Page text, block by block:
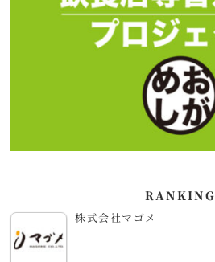
RANKING
株式会社マゴメ